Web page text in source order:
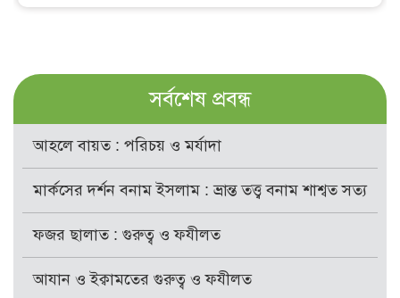
সর্বশেষ প্রবন্ধ
আহলে বায়ত : পরিচয় ও মর্যাদা
মার্কসের দর্শন বনাম ইসলাম : ভ্রান্ত তত্ত্ব বনাম শাশ্বত সত্য
ফজর ছালাত : গুরুত্ব ও ফযীলত
আযান ও ইক্বামতের গুরুত্ব ও ফযীলত